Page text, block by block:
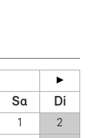
Sa Di
1
2